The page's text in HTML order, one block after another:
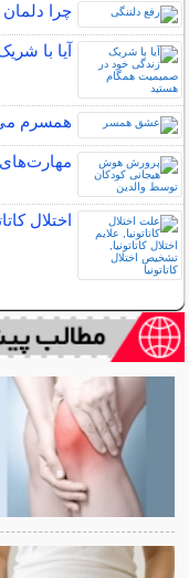
چرا
آیا با
همسرم
اختلال